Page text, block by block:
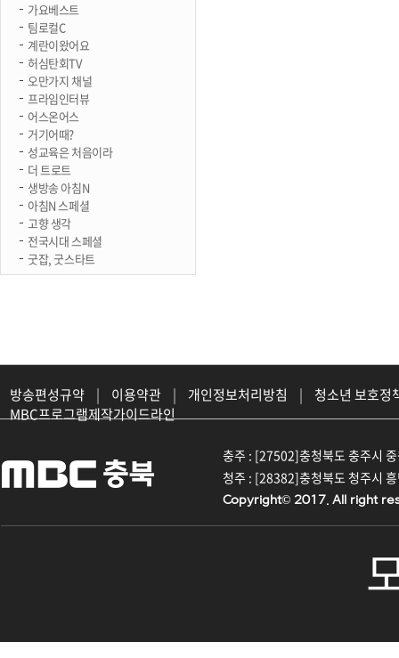
가요베스트
팀로컬C
계란이왔어요
허심탄회TV
오만가지 채널
프라임인터뷰
어스온어스
거기어때?
성교육은 처음이라
더 트로트
생방송 아침N
아침N 스페셜
고향 생각
전국시대 스페셜
굿잡, 굿스타트
방송편성규약 | 이용약관 | 개인정보처리방침 |
청소년 보호정
MBC프로그램제작가이드라인
충주 : [27502]충청북도 충주시
청주 : [28382]충청북도 청주시
Copyright© 2017. All right